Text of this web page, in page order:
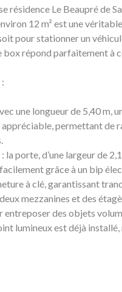
résidence Le Beaupré de
12 m² est une
pour stationner un
répond parfaitement à
une longueur de 5,40 m,
permettant de
porte, d’une largeur de
grâce à un bip
à clé, garantissant
mezzanines et des
entreposer des objets
lumineux est déjà